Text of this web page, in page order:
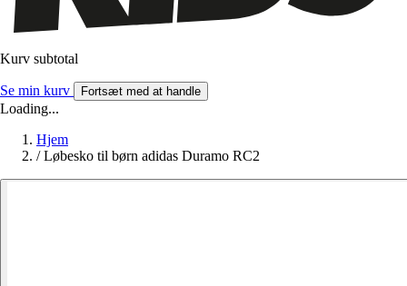
Kurv subtotal
Se min kurv Fortsæt med at handle
Loading...
Hjem
/ Løbesko til børn adidas Duramo RC2